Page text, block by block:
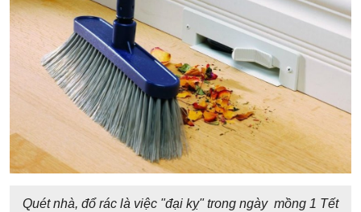
Quét nhà, đổ rác là việc "đại kỵ" trong ngày mồng 1 Tết